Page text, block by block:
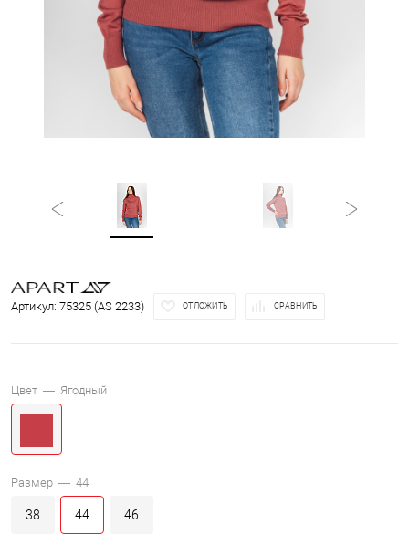
Артикул: 75325 (AS 2233) ОТЛОЖИТЬ СРАВНИТЬ
Цвет — Ягодный
Размер — 44
38 44 46